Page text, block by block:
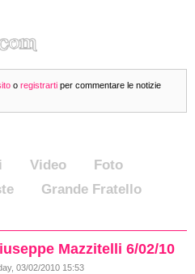
o registrarti per commentare le notizie
Video
Foto
Grande Fratello
Mazzitelli 6/02/10
03/02/2010 15:53